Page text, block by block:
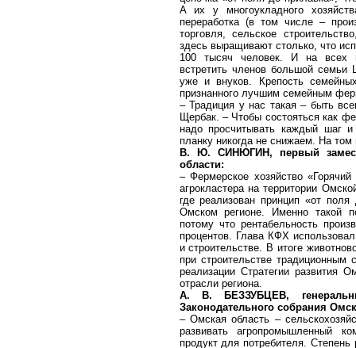
А их у многоукладного
переработка (в том числе –
торговля, сельское
здесь выращивают столько, что
100 тысяч человек. И на всех
встретить членов большой семьи
уже и внуков. Крепость
признанного лучшим семейным
– Традиция у нас такая – быть
Щербак. – Чтобы состояться как
надо просчитывать каждый шаг
планку никогда не снижаем. На
В. Ю. СИНЮГИН, первый
области:
– Фермерское хозяйство
агрокластера на территории
где реализован принцип «от
Омском регионе. Именно такой
потому что рентабельность
процентов. Глава КФХ
и строительстве. В итоге
при строительстве
реализации Стратегии развития
отрасли региона.
А. В. БЕЗЗУБЦЕВ,
Законодательного собрания
– Омская область –
развивать агропромышленный
продукт для потребителя.